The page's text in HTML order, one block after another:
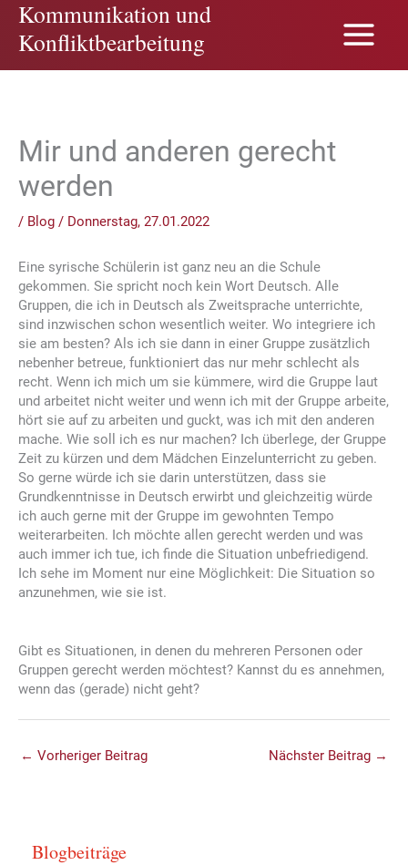
Zum
Inhalt
springen
Kommunikation und
Konfliktbearbeitung
Mir und anderen gerecht
werden
/ Blog / Donnerstag, 27.01.2022
Eine syrische Schülerin ist ganz neu an die Schule
gekommen. Sie spricht noch kein Wort Deutsch. Alle
Gruppen, die ich in Deutsch als Zweitsprache unterrichte,
sind inzwischen schon wesentlich weiter. Wo integriere ich
sie am besten? Als ich sie dann in einer Gruppe zusätzlich
nebenher betreue, funktioniert das nur mehr schlecht als
recht. Wenn ich mich um sie kümmere, wird die Gruppe laut
und arbeitet nicht weiter und wenn ich mit der Gruppe arbeite,
hört sie auf zu arbeiten und guckt, was ich mit den anderen
mache. Wie soll ich es nur machen? Ich überlege, der Gruppe
Zeit zu kürzen und dem Mädchen Einzelunterricht zu geben.
So gerne würde ich sie darin unterstützen, dass sie
Grundkenntnisse in Deutsch erwirbt und gleichzeitig würde
ich auch gerne mit der Gruppe im gewohnten Tempo
weiterarbeiten. Ich möchte allen gerecht werden und was
auch immer ich tue, ich finde die Situation unbefriedigend.
Ich sehe im Moment nur eine Möglichkeit: Die Situation so
anzunehmen, wie sie ist.
Gibt es Situationen, in denen du mehreren Personen oder
Gruppen gerecht werden möchtest? Kannst du es annehmen,
wenn das (gerade) nicht geht?
← Vorheriger Beitrag Nächster Beitrag →
Blogbeiträge